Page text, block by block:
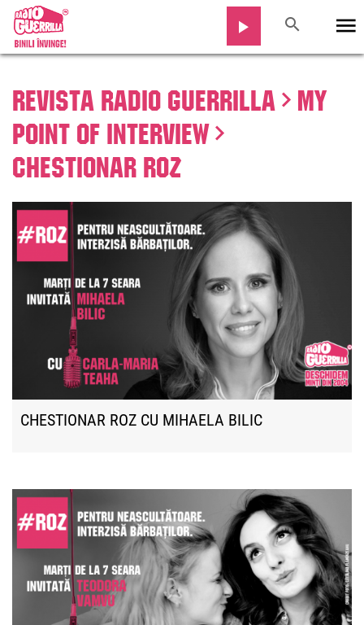
Revista Radio Guerrilla My
Point Of InterView
Chestionar ROZ
CHESTIONAR ROZ CU MIHAELA BILIC